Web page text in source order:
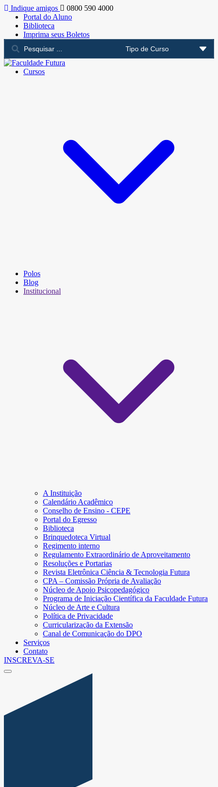
Indique amigos
0800 590 4000
Portal do Aluno
Biblioteca
Imprima seus Boletos
Cursos
Polos
Blog
Institucional
A Instituição
Calendário Acadêmico
Conselho de Ensino - CEPE
Portal do Egresso
Biblioteca
Brinquedoteca Virtual
Regimento interno
Regulamento Extraordinário de Aproveitamento
Resoluções e Portarias
Revista Eletrônica Ciência & Tecnologia Futura
CPA – Comissão Própria de Avaliação
Núcleo de Apoio Psicopedagógico
Programa de Iniciação Científica da Faculdade Futura
Núcleo de Arte e Cultura
Política de Privacidade
Curricularização da Extensão
Canal de Comunicação do DPO
Serviços
Contato
INSCREVA-SE